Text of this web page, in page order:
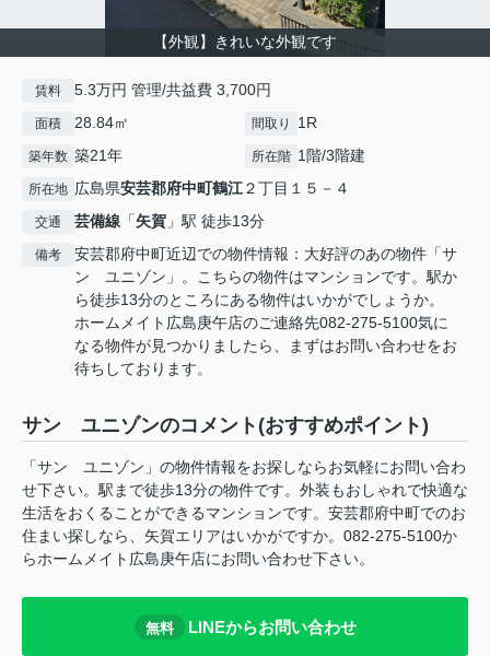
【外観】きれいな外観です
賃料 5.3万円 管理/共益費 3,700円
面積 28.84㎡ 間取り 1R
築年数 築21年 所在階 1階/3階建
所在地 広島県安芸郡府中町鶴江２丁目１５－４
交通 芸備線 「矢賀 」駅 徒歩13分
備考
安芸郡府中町近辺での物件情報：大好評のあの物件「サ
ン ユニゾン」。こちらの物件はマンションです。駅か
ら徒歩13分のところにある物件はいかがでしょうか。
ホームメイト広島庚午店のご連絡先082-275-5100気に
なる物件が見つかりましたら、まずはお問い合わせをお
待ちしております。
サン ユニゾンのコメント(おすすめポイント)
「サン ユニゾン」の物件情報をお探しならお気軽にお問い合わ
せ下さい。駅まで徒歩13分の物件です。外装もおしゃれで快適な
生活をおくることができるマンションです。安芸郡府中町でのお
住まい探しなら、矢賀エリアはいかがですか。082-275-5100か
らホームメイト広島庚午店にお問い合わせ下さい。
無料 LINEからお問い合わせ